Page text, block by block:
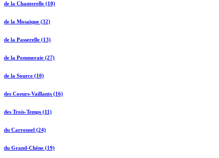
de la Chanterelle (10)
de la Mosaïque (32)
de la Passerelle (13)
de la Pommeraie (27)
de la Source (10)
des Coeurs-Vaillants (16)
des Trois-Temps (11)
du Carrousel (24)
du Grand-Chêne (19)